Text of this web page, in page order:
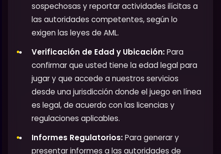
sospechosas y reportar actividades ilícitas a
las autoridades competentes, según lo
exigen las leyes de AML.
Verificación de Edad y Ubicación:Para
confirmar que usted tiene la edad legal para
jugar y que accede a nuestros servicios
desde una jurisdicción donde el juego en línea
es legal, de acuerdo con las licencias y
regulaciones aplicables.
Informes Regulatorios:Para generar y
presentar informes a las autoridades de